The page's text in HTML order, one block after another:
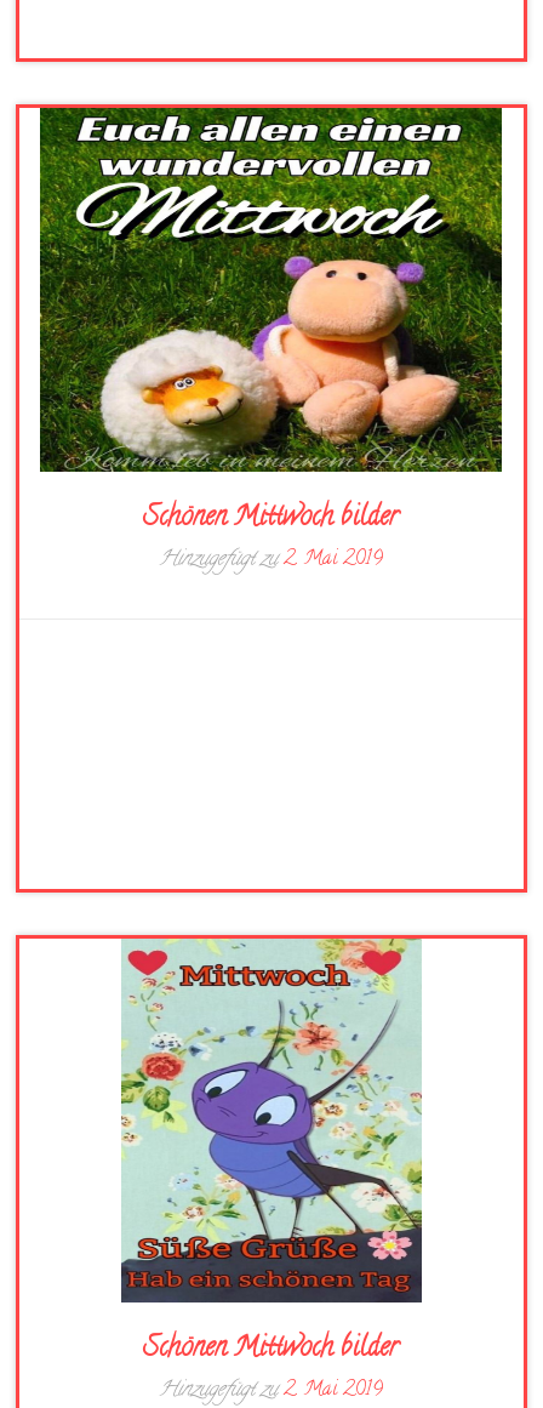
Schönen Mittwoch bilder
Hinzugefügt zu2. Mai 2019
Schönen Mittwoch bilder
Hinzugefügt zu2. Mai 2019